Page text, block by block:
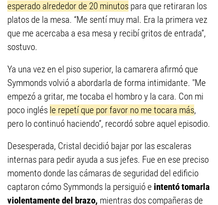
esperado alrededor de 20 minutos para que retiraran los
platos de la mesa. “Me sentí muy mal. Era la primera vez
que me acercaba a esa mesa y recibí gritos de entrada”,
sostuvo.
Ya una vez en el piso superior, la camarera afirmó que
Symmonds volvió a abordarla de forma intimidante. "Me
empezó a gritar, me tocaba el hombro y la cara. Con mi
poco inglés le repetí que por favor no me tocara más,
pero lo continuó haciendo”, recordó sobre aquel episodio.
Desesperada, Cristal decidió bajar por las escaleras
internas para pedir ayuda a sus jefes. Fue en ese preciso
momento donde las cámaras de seguridad del edificio
captaron cómo Symmonds la persiguió e intentó tomarla
violentamente del brazo, mientras dos compañeras de